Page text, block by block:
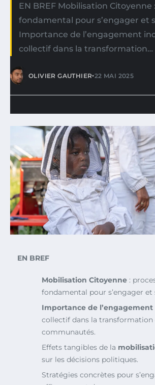
EN BREF Mobilisation Citoyenne
fondamental pour s’engager et
Importance de l’engagement
collectif dans la transformation…
OLIVIER GAUTHIER•22 MAI 2025
EN BREF
Mobilisation Citoyenne :
fondamental pour s’engager et
Importance de l’engagement
collectif dans la transformation
communautés.
Effets tangibles de la
sur les décisions politiques.
Stratégies concrètes pour